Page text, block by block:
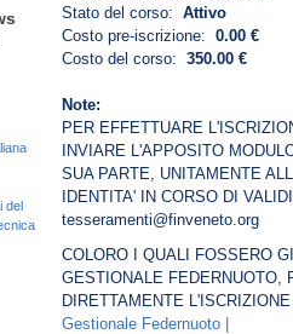
Stato del corso: Attivo
Costo pre-iscrizione: 0.00 €
Costo del corso: 350.00 €
Note:
PER EFFETTUARE
INVIARE L'APPOSITO
SUA PARTE, UNITAMENTE
IDENTITA' IN CORSO DI
tesseramenti@finveneto.org
COLORO I QUALI FOSSERO
GESTIONALE FEDERNUOTO,
DIRETTAMENTE
Gestionale Federnuoto |